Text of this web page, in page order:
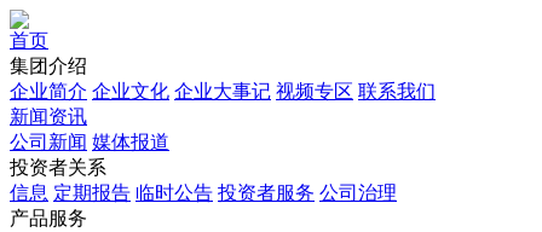
首页
集团介绍
企业简介 企业文化 企业⼤事记 视频专区 联系我们
新闻资讯
公司新闻 媒体报道
投资者关系
信息 定期报告 临时公告 投资者服务 公司治理
产品服务